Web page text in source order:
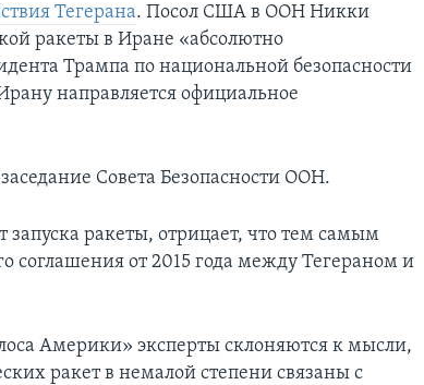
Тегерана. Посол США в ООН Никки
ракеты в Иране «абсолютно
Трампа по национальной безопасности
направляется официальное
Совета Безопасности ООН.
запуска ракеты, отрицает, что тем самым
соглашения от 2015 года между Тегераном и
Америки» эксперты склоняются к мысли,
ракет в немалой степени связаны с